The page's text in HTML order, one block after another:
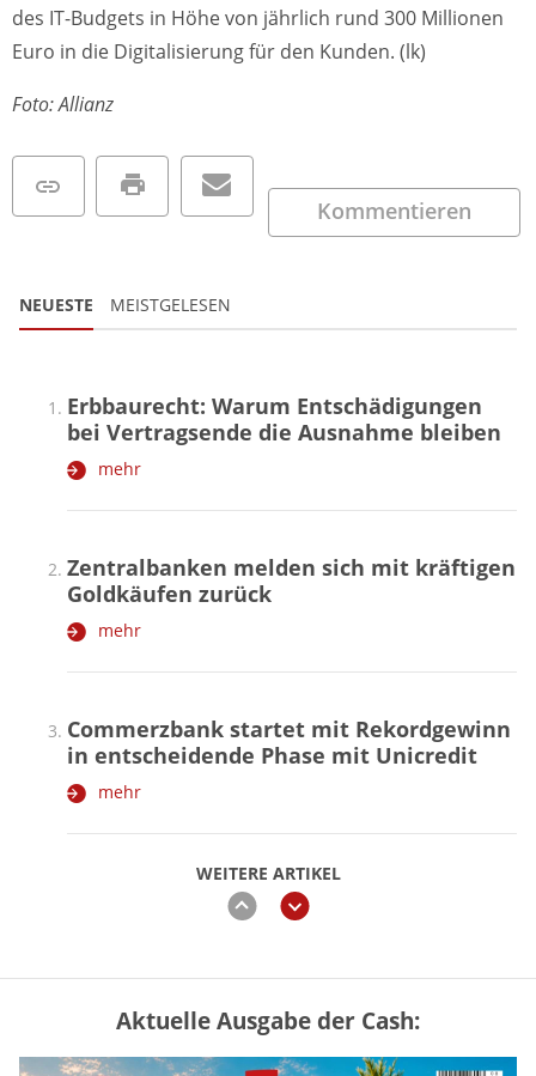
des IT-Budgets in Höhe von jährlich rund 300 Millionen
Euro in die Digitalisierung für den Kunden. (lk)
Foto: Allianz
Kommentieren
NEUESTE MEISTGELESEN
WEITERE ARTIKEL
zurückweiter
Erbbaurecht: Warum Entschädigungen
bei Vertragsende die Ausnahme bleiben
mehr
Zentralbanken melden sich mit kräftigen
Goldkäufen zurück
mehr
Commerzbank startet mit Rekordgewinn
in entscheidende Phase mit Unicredit
mehr
Mütterrente III Tabelle: So viel Renten-
Nachzahlung ist pro Kind möglich
Aktuelle Ausgabe der Cash: